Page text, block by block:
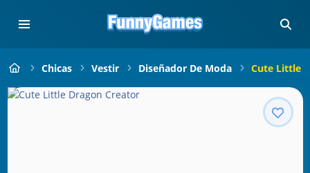
Chicas Vestir Diseñador De Moda Cute Little